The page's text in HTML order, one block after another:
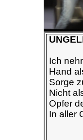
Ich
Hand
Sorge
Nicht
Opfer
In aller